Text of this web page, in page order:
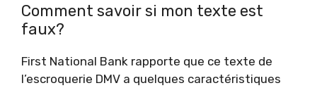
Comment savoir si mon texte est
faux?
First National Bank rapporte que ce texte de
l’escroquerie DMV a quelques caractéristiques